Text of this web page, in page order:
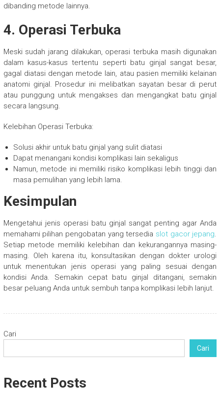
dibanding metode lainnya.
4. Operasi Terbuka
Meski sudah jarang dilakukan, operasi terbuka masih digunakan
dalam kasus-kasus tertentu seperti batu ginjal sangat besar,
gagal diatasi dengan metode lain, atau pasien memiliki kelainan
anatomi ginjal. Prosedur ini melibatkan sayatan besar di perut
atau punggung untuk mengakses dan mengangkat batu ginjal
secara langsung.
Kelebihan Operasi Terbuka:
Solusi akhir untuk batu ginjal yang sulit diatasi
Dapat menangani kondisi komplikasi lain sekaligus
Namun, metode ini memiliki risiko komplikasi lebih tinggi dan
masa pemulihan yang lebih lama.
Kesimpulan
Mengetahui jenis operasi batu ginjal sangat penting agar Anda
memahami pilihan pengobatan yang tersedia slot gacor jepang.
Setiap metode memiliki kelebihan dan kekurangannya masing-
masing. Oleh karena itu, konsultasikan dengan dokter urologi
untuk menentukan jenis operasi yang paling sesuai dengan
kondisi Anda. Semakin cepat batu ginjal ditangani, semakin
besar peluang Anda untuk sembuh tanpa komplikasi lebih lanjut.
Cari
Cari
Recent Posts